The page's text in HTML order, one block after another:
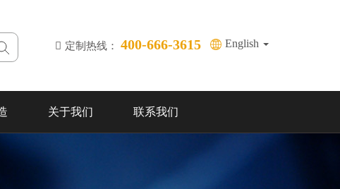
定制热线： 400-666-3615 English
关于我们 联系我们